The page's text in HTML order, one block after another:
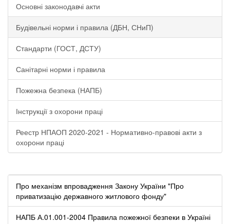
Основні законодавчі акти
Будівельні норми і правила (ДБН, СНиП)
Стандарти (ГОСТ, ДСТУ)
Санітарні норми і правила
Пожежна безпека (НАПБ)
Інструкції з охорони праці
Реестр НПАОП 2020-2021 - Нормативно-правові акти з
охорони праці
Про механізм впровадження Закону України "Про
приватизацію державного житлового фонду"
НАПБ А.01.001-2004 Правила пожежної безпеки в Україні